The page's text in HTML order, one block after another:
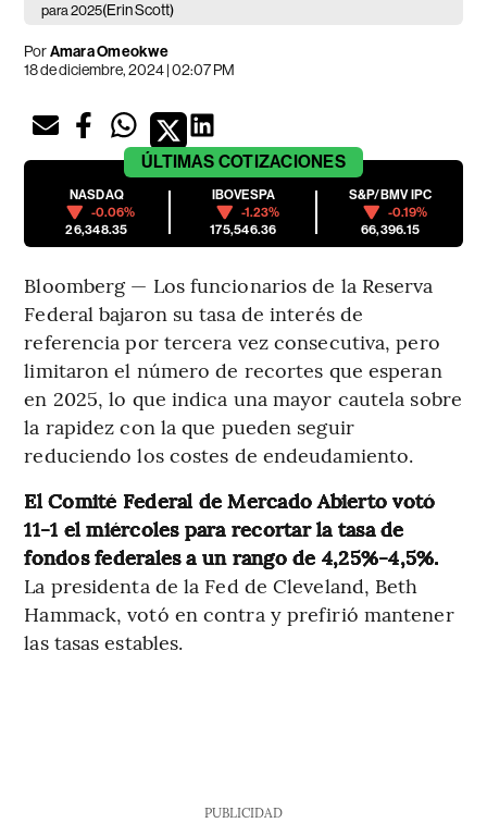
para 2025(Erin Scott)
PorAmara Omeokwe
18 de diciembre, 2024 | 02:07 PM
ÚLTIMAS COTIZACIONES
NASDAQ
-0.06%
26,348.35
IBOVESPA
-1.23%
175,546.36
S&P/BMV IPC
-0.19%
66,396.15
Bloomberg — Los funcionarios de la Reserva
Federal bajaron su tasa de interés de
referencia por tercera vez consecutiva, pero
limitaron el número de recortes que esperan
en 2025, lo que indica una mayor cautela sobre
la rapidez con la que pueden seguir
reduciendo los costes de endeudamiento.
El Comité Federal de Mercado Abierto votó
11-1 el miércoles para recortar la tasa de
fondos federales a un rango de 4,25%-4,5%.
La presidenta de la Fed de Cleveland, Beth
Hammack, votó en contra y prefirió mantener
las tasas estables.
PUBLICIDAD